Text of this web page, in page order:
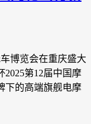
博览会在重庆盛大
2025第12届中国摩
下的高端旗舰电摩